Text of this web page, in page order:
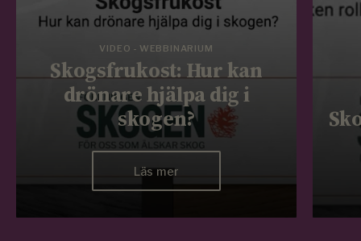
VIDEO - WEBBINARIUM
Skogsfrukost: Hur kan
drönare hjälpa dig i
skogen?
Läs mer